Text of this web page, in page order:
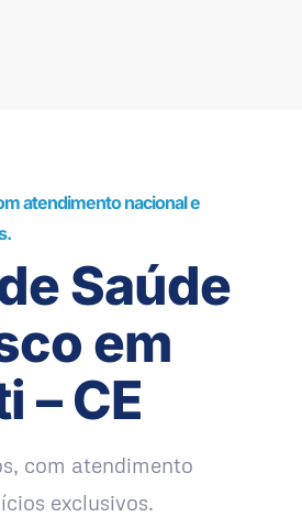
atendimento nacional e
Saúde
em
– CE
com atendimento
exclusivos.